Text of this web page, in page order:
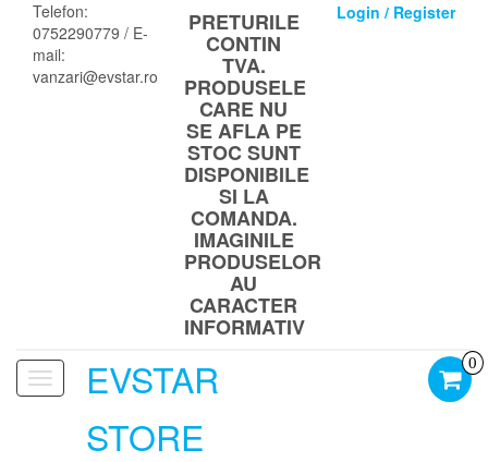
content
Telefon:
0752290779 / E-
mail:
vanzari@evstar.ro
PRETURILE
CONTIN
TVA.
PRODUSELE
CARE NU
SE AFLA PE
STOC SUNT
DISPONIBILE
SI LA
COMANDA.
IMAGINILE
PRODUSELOR
AU
CARACTER
INFORMATIV
Login / Register
Toggle
navigationEVSTAR
STORE
0